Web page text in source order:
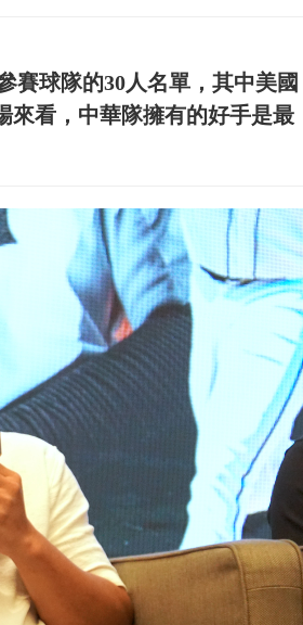
賽球隊的30人名單，其中美國
來看，中華隊擁有的好手是最